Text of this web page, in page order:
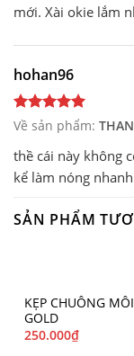
mới. Xài okie lắm
hohan96
Về sản phẩm:
thề cái này không
kể làm nóng
SẢN PHẨM
KẸP CHUÔNG
GOLD
250.000₫